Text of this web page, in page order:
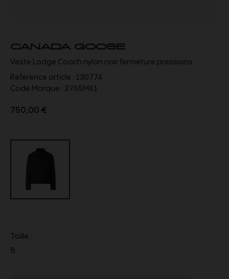
CANADA GOOSE
Veste Lodge Coach nylon noir fermeture pressions
Référence article : 130774
Code Marque : 2755M61
750,00 €
Taille :
S